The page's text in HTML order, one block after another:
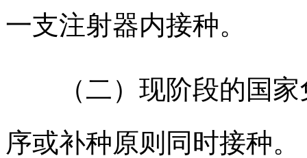
一支注射器内接种。
（二）现阶段的国家
序或补种原则同时接种。